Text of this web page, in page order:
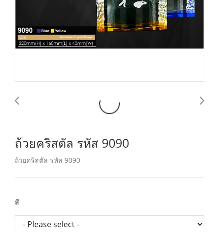
ถ้วยคริสตัล รหัส 9090
ถ้วยคริสตัล รหัส 9090
สี